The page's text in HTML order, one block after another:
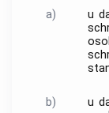
a)
u
b)
u